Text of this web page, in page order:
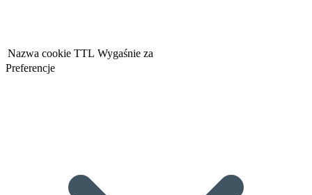
Nazwa cookie TTL Wygaśnie za
Preferencje